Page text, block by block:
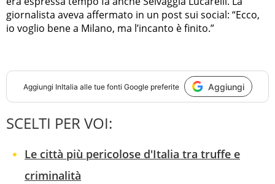
giornalista aveva affermato in un post sui social: “Ecco,
io voglio bene a Milano, ma l’incanto è finito.”
Aggiungi InItalia alle tue fonti Google preferite Aggiungi
SCELTI PER VOI:
Le città più pericolose d'Italia tra truffe e
criminalità